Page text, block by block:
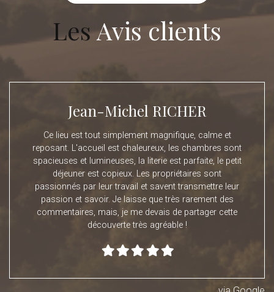
LesAvis clients
Jean-Michel RICHER
Ce lieu est tout simplement magnifique, calme et
reposant. L'accueil est chaleureux, les chambres sont
spacieuses et lumineuses, la literie est parfaite, le petit
déjeuner est copieux. Les propriétaires sont
passionnés par leur travail et savent transmettre leur
passion et savoir. Je laisse que très rarement des
commentaires, mais, je me devais de partager cette
découverte très agréable !